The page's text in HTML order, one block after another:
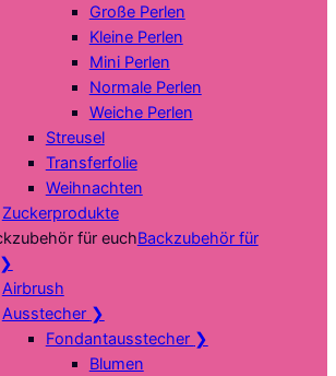
Große Perlen
Kleine Perlen
Mini Perlen
Normale Perlen
Weiche Perlen
Streusel
Transferfolie
Weihnachten
Zuckerprodukte
Backzubehör für
❯
Airbrush
Ausstecher ❯
Fondantausstecher ❯
Blumen